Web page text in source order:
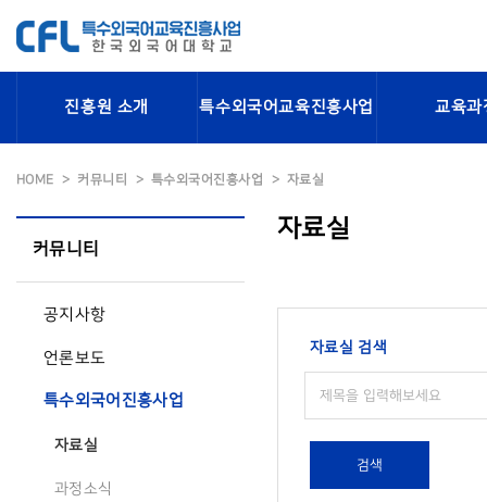
진흥원 소개 특수외국어교육진흥사업 교육과
HOME 커뮤니티 특수외국어진흥사업 자료실
커뮤니티
공지사항
언론보도
특수외국어진흥사업
자료실
과정소식
자료실
자료실 검색
검색